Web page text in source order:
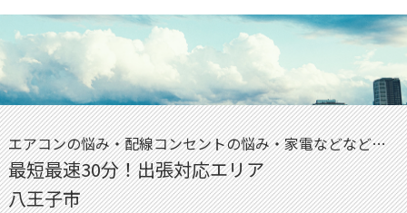
エアコンの悩み・配線コンセントの悩み・家電などなど…
最短最速30分！出張対応エリア
八王子市